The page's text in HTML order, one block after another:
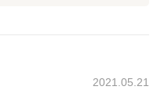
2021.05.21